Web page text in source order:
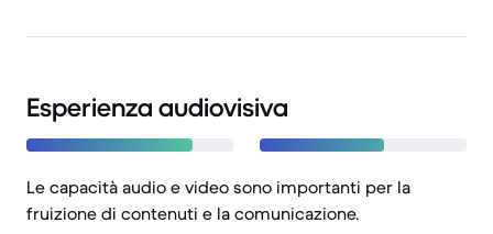
Esperienza audiovisiva
Le capacità audio e video sono importanti per la
fruizione di contenuti e la comunicazione.